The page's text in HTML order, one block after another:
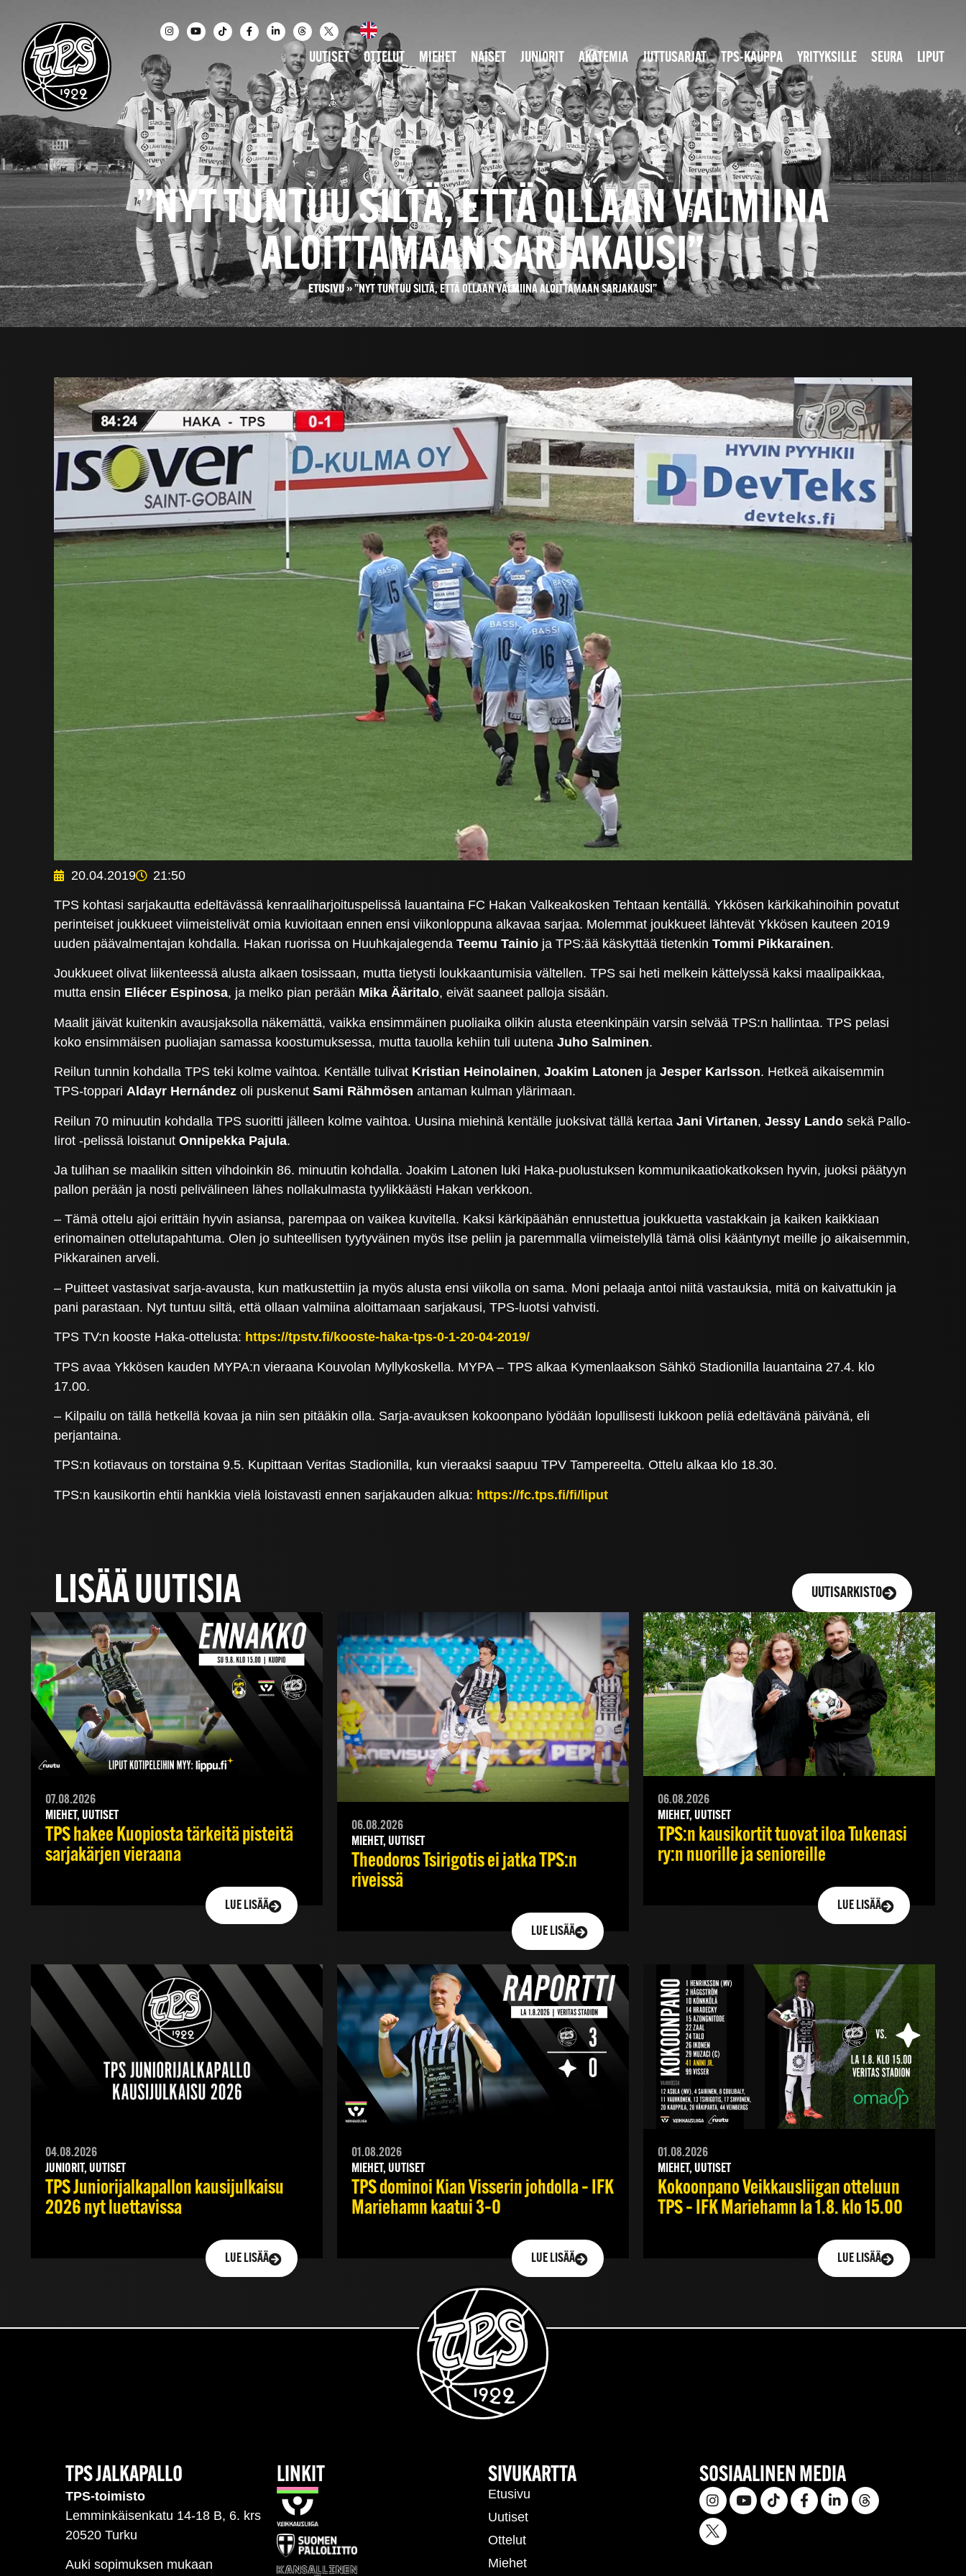
UUTISET OTTELUT MIEHET NAISET JUNIORIT AKATEMIA JUTTUSARJAT TPS-KAUPPA YRITYKSILLE SEURA LIPUT
”NYT TUNTUU SILTÄ, ETTÄ OLLAAN VALMIINA
ALOITTAMAAN SARJAKAUSI”
ETUSIVU»”NYT TUNTUU SILTÄ, ETTÄ OLLAAN VALMIINA ALOITTAMAAN SARJAKAUSI”
20.04.2019 21:50
TPS kohtasi sarjakautta edeltävässä kenraaliharjoituspelissä lauantaina FC Hakan Valkeakosken Tehtaan kentällä. Ykkösen kärkikahinoihin povatut
perinteiset joukkueet viimeistelivät omia kuvioitaan ennen ensi viikonloppuna alkavaa sarjaa. Molemmat joukkueet lähtevät Ykkösen kauteen 2019
uuden päävalmentajan kohdalla. Hakan ruorissa on HuuhkajalegendaTeemu Tainio ja TPS:ää käskyttää tietenkinTommi Pikkarainen.
Joukkueet olivat liikenteessä alusta alkaen tosissaan, mutta tietysti loukkaantumisia vältellen. TPS sai heti melkein kättelyssä kaksi maalipaikkaa,
mutta ensin Eliécer Espinosa, ja melko pian perään Mika Ääritalo, eivät saaneet palloja sisään.
Maalit jäivät kuitenkin avausjaksolla näkemättä, vaikka ensimmäinen puoliaika olikin alusta eteenkinpäin varsin selvää TPS:n hallintaa. TPS pelasi
koko ensimmäisen puoliajan samassa koostumuksessa, mutta tauolla kehiin tuli uutenaJuho Salminen.
Reilun tunnin kohdalla TPS teki kolme vaihtoa. Kentälle tulivat Kristian Heinolainen,Joakim Latonen jaJesper Karlsson. Hetkeä aikaisemmin
TPS-toppariAldayr Hernández oli puskenutSami Rähmösen antaman kulman ylärimaan.
Reilun 70 minuutin kohdalla TPS suoritti jälleen kolme vaihtoa. Uusina miehinä kentälle juoksivat tällä kertaaJani Virtanen,Jessy Lando sekä Pallo-
Iirot -pelissä loistanutOnnipekka Pajula.
Ja tulihan se maalikin sitten vihdoinkin 86. minuutin kohdalla. Joakim Latonen luki Haka-puolustuksen kommunikaatiokatkoksen hyvin, juoksi päätyyn
pallon perään ja nosti pelivälineen lähes nollakulmasta tyylikkäästi Hakan verkkoon.
– Tämä ottelu ajoi erittäin hyvin asiansa, parempaa on vaikea kuvitella. Kaksi kärkipäähän ennustettua joukkuetta vastakkain ja kaiken kaikkiaan
erinomainen ottelutapahtuma. Olen jo suhteellisen tyytyväinen myös itse peliin ja paremmalla viimeistelyllä tämä olisi kääntynyt meille jo aikaisemmin,
Pikkarainen arveli.
– Puitteet vastasivat sarja-avausta, kun matkustettiin ja myös alusta ensi viikolla on sama. Moni pelaaja antoi niitä vastauksia, mitä on kaivattukin ja
pani parastaan. Nyt tuntuu siltä, että ollaan valmiina aloittamaan sarjakausi, TPS-luotsi vahvisti.
TPS TV:n kooste Haka-ottelusta: https://tpstv.fi/kooste-haka-tps-0-1-20-04-2019/
TPS avaa Ykkösen kauden MYPA:n vieraana Kouvolan Myllykoskella. MYPA – TPS alkaa Kymenlaakson Sähkö Stadionilla lauantaina 27.4. klo
17.00.
– Kilpailu on tällä hetkellä kovaa ja niin sen pitääkin olla. Sarja-avauksen kokoonpano lyödään lopullisesti lukkoon peliä edeltävänä päivänä, eli
perjantaina.
TPS:n kotiavaus on torstaina 9.5. Kupittaan Veritas Stadionilla, kun vieraaksi saapuu TPV Tampereelta. Ottelu alkaa klo 18.30.
TPS:n kausikortin ehtii hankkia vielä loistavasti ennen sarjakauden alkua: https://fc.tps.fi/fi/liput
LISÄÄ UUTISIA UUTISARKISTO
07.08.2026
MIEHET, UUTISET
TPS hakee Kuopiosta tärkeitä pisteitä
sarjakärjen vieraana
LUE LISÄÄ
06.08.2026
MIEHET, UUTISET
Theodoros Tsirigotis ei jatka TPS:n
riveissä
LUE LISÄÄ
06.08.2026
MIEHET, UUTISET
TPS:n kausikortit tuovat iloa Tukenasi
ry:n nuorille ja senioreille
LUE LISÄÄ
04.08.2026
JUNIORIT, UUTISET
TPS Juniorijalkapallon kausijulkaisu
2026 nyt luettavissa
LUE LISÄÄ
01.08.2026
MIEHET, UUTISET
TPS dominoi Kian Visserin johdolla – IFK
Mariehamn kaatui 3–0
LUE LISÄÄ
01.08.2026
MIEHET, UUTISET
Kokoonpano Veikkausliigan otteluun
TPS – IFK Mariehamn la 1.8. klo 15.00
LUE LISÄÄ
TPS JALKAPALLO
TPS-toimisto
Lemminkäisenkatu 14-18 B, 6. krs
20520 Turku
Auki sopimuksen mukaan
LINKIT SIVUKARTTA
Etusivu
Uutiset
Ottelut
Miehet
SOSIAALINEN MEDIA